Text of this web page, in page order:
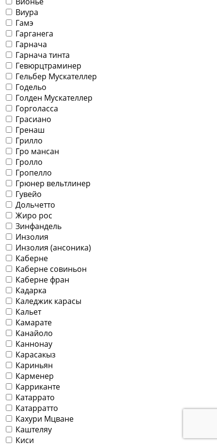
Виура
Гамэ
Гарганега
Гарнача
Гарнача тинта
Гевюрцтраминер
Гельбер Мускателлер
Годельо
Голден Мускателлер
Горголасса
Грасиано
Гренаш
Грилло
Гро мансан
Гролло
Гропелло
Грюнер вельтлинер
Гувейо
Дольчетто
Жиро рос
Зинфандель
Инзолия
Инзолия (ансоника)
Каберне
Каберне совиньон
Каберне фран
Кадарка
Каледжик карасы
Кальет
Камарате
Канайоло
Каннонау
Карасакыз
Кариньян
Карменер
Карриканте
Катаррато
Катарратто
Кахури Мцване
Каштеляу
Киси